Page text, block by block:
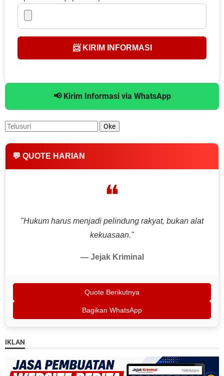
📨 KIRIM INFORMASI
📢 Kirim Informasi via WhatsApp
💬 QUOTE HARIAN
❝
"Hukum harus menjadi pelindung rakyat, bukan alat
kekuasaan."
— Jejak Kriminal
Quote Berikutnya
Bagikan WhatsApp
IKLAN